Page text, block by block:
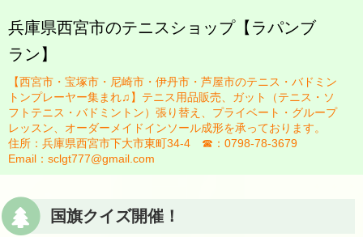
兵庫県西宮市のテニスショップ【ラパンブ
ラン】
【西宮市・宝塚市・尼崎市・伊丹市・芦屋市のテニス・バドミン
トンプレーヤー集まれ♫】テニス用品販売、ガット（テニス・ソ
フトテニス・バドミントン）張り替え、プライベート・グループ
レッスン、オーダーメイドインソール成形を承っております。
住所：兵庫県西宮市下大市東町34-4 ☎：0798-78-3679
Email：sclgt777@gmail.com
国旗クイズ開催！
HOME
ブログ
お知らせ一覧
スタッフ紹介
瀬藤祐司